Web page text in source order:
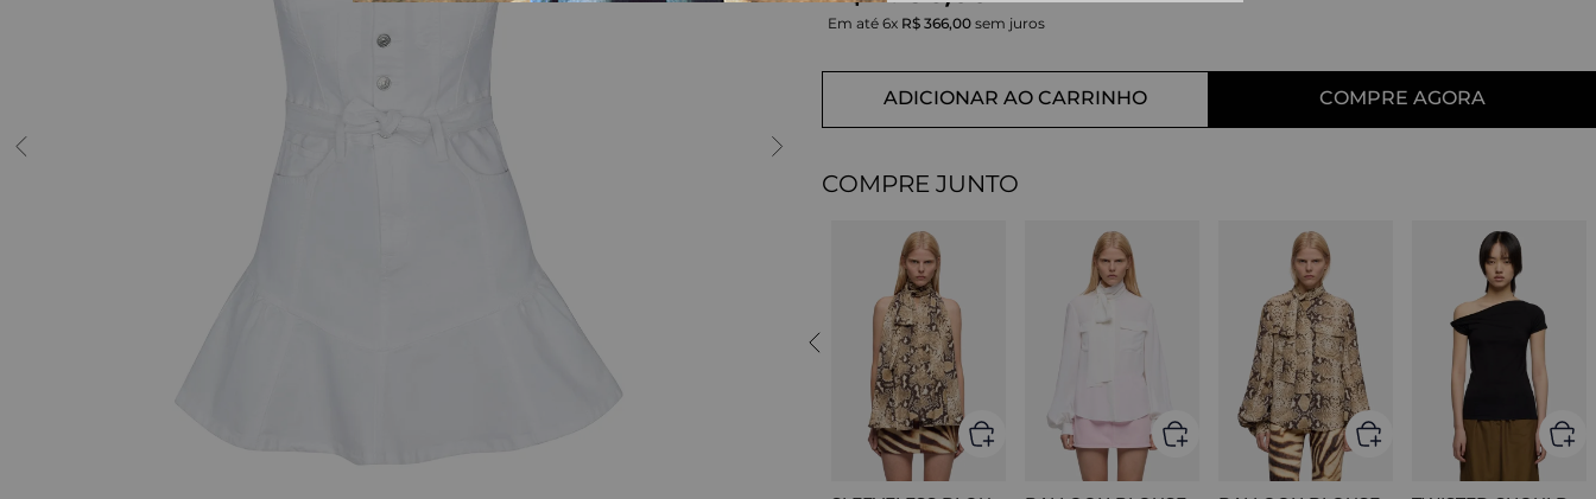
Em até 6x R$ 366,00 sem juros
ADICIONAR AO CARRINHO COMPRE AGORA
COMPRE JUNTO